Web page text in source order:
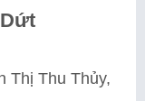
Thị Thu Thủy,